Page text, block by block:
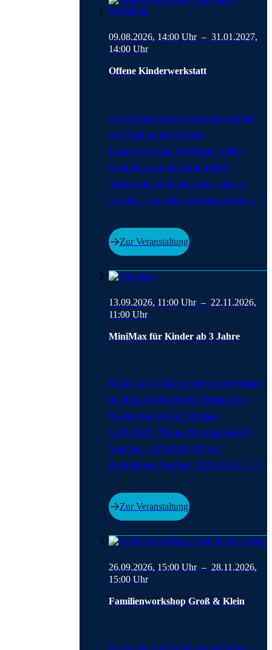
09.08.2026, 14:00 Uhr – 31.01.2027,
14:00 Uhr
Offene Kinderwerkstatt
Am Sonntag könnt ihr kreativ und mit
viel Spaß an der Offenen
Kinderwerkstatt teilnehmen. Später
könnt ihr euch mit euren Eltern
austauschen und habt sicher viel zu
erzählen. Das selbst gefertigte kleine [...]
Zur Veranstaltung
13.09.2026, 11:00 Uhr – 22.11.2026,
11:00 Uhr
MiniMax für Kinder ab 3 Jahre
Kinder ab 3 Jahren erstellen gemeinsam
mit ihrem begleitenden Elternteil ein
kleines Kunstwerk. Sonntag,
14.06.2026, Thema: Durchgeknetet!?
Sonntag, 13.09.2026, Thema:
Perlenbogen Sonntag, 18.10.2026, [...]
Zur Veranstaltung
26.09.2026, 15:00 Uhr – 28.11.2026,
15:00 Uhr
Familienworkshop Groß & Klein